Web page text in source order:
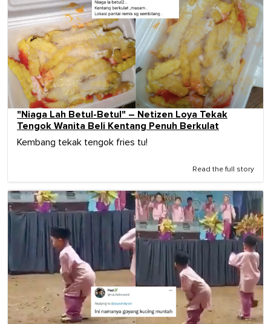
"Niaga Lah Betul-Betul" – Netizen Loya Tekak
Tengok Wanita Beli Kentang Penuh Berkulat
Kembang tekak tengok fries tu!
Read the full story